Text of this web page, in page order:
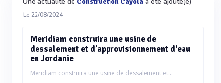
Construction Cayola
Le 22/08/2024
Meridiam construira une usine de
dessalement et d’approvisionnement d'eau
en Jordanie
Meridiam construira une usine de dessalement et...